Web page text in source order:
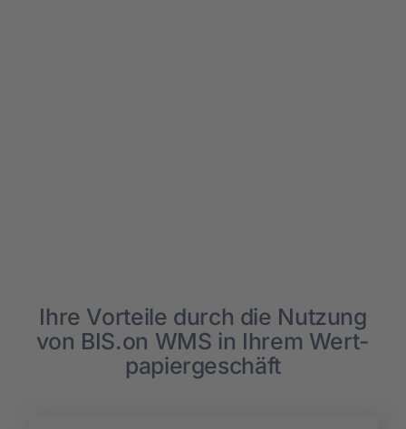
Ihre Vor­tei­le durch die Nut­zung
von BIS.on WMS in Ihrem Wert­
pa­pier­ge­schäft